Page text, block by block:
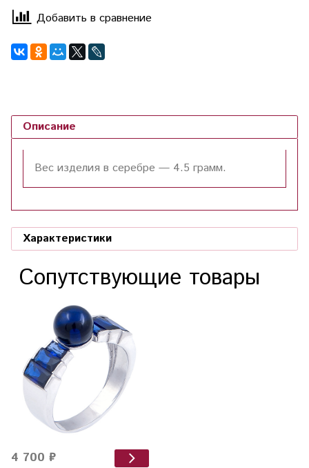
Добавить в сравнение
Описание
Вес изделия в серебре — 4.5 грамм.
Характеристики
Сопутствующие товары
4 700 ₽